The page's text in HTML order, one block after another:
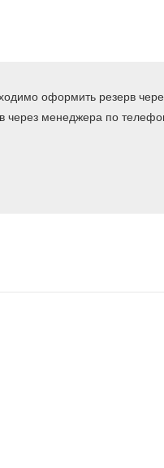
оформить резерв
через менеджера по